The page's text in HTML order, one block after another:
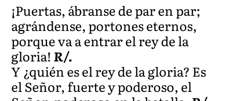
¡Puertas, ábranse de par en par;
agrándense, portones eternos,
porque va a entrar el rey de la
gloria!R/.
Y ¿quién es el rey de la gloria? Es
el Señor, fuerte y poderoso, el